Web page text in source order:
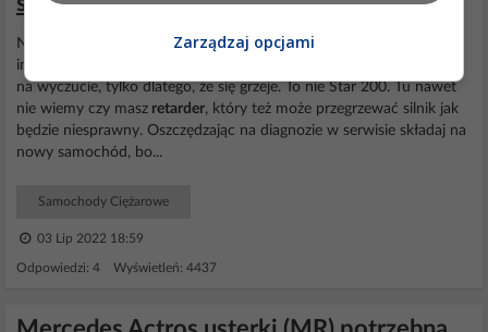
Nie zależy ci na sprawnym aucie. Post o twardej pracy silnika bez
informacji o podjętych testach komputerowych. Remont silnika też
na wyczucie, tylko dlatego, że się grzeje. To nie Star 200. Tu nawet
nie wiemy czy masz retarder, który też może przegrzewać silnik jak
będzie niesprawny. Oszczędzając na diagnozie w serwisie składaj na
nowy samochód, bo...
Samochody Ciężarowe
03 Lip 2022 18:59
Odpowiedzi: 4 Wyświetleń: 4437
Zarządzaj opcjami